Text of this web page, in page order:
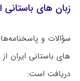
زبان های باستانی
سؤالات و
های باستانی ایران
دریافت است: